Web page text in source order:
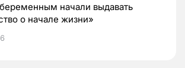
начали выдавать
о начале жизни»